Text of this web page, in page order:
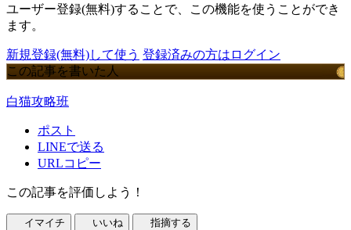
ユーザー登録(無料)することで、この機能を使うことができ
ます。
新規登録(無料)して使う 登録済みの方はログイン
この記事を書いた人
白猫攻略班
ポスト
LINEで送る
URLコピー
この記事を評価しよう！
イマイチ いいね 指摘する